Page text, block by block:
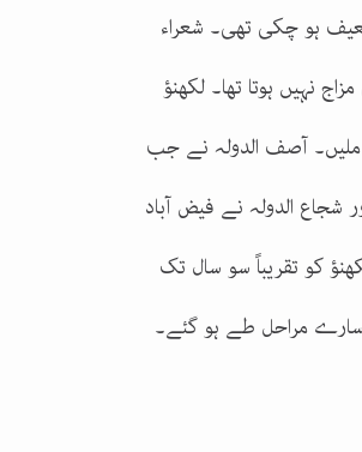
ہو چکی تھی۔ شعراء
نہیں ہوتا تھا۔ لکھنؤ
آصف الدولہ نے جب
شجاع الدولہ نے فیض آباد
کو تقریباً سو سال تک
مراحل طے ہو گئے۔